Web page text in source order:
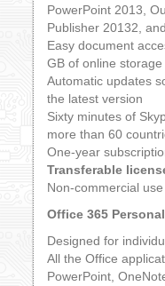
PowerPoint 2013,
Publisher 20132,
Easy document
GB of online
Automatic updates
the latest version
Sixty minutes of
more than 60
One-year
Transferable
Non-commercial
Office 365 Personal
Designed for
All the Office
PowerPoint,